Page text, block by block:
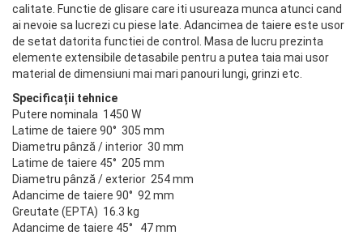
calitate. Functie de glisare care iti usureaza munca atunci cand
ai nevoie sa lucrezi cu piese late. Adancimea de taiere este usor
de setat datorita functiei de control. Masa de lucru prezinta
elemente extensibile detasabile pentru a putea taia mai usor
material de dimensiuni mai mari panouri lungi, grinzi etc.
Specificații tehnice
Putere nominala 1450 W
Latime de taiere 90° 305 mm
Diametru pânză / interior 30 mm
Latime de taiere 45° 205 mm
Diametru pânză / exterior 254 mm
Adancime de taiere 90° 92 mm
Greutate (EPTA) 16.3 kg
Adancime de taiere 45° 47 mm